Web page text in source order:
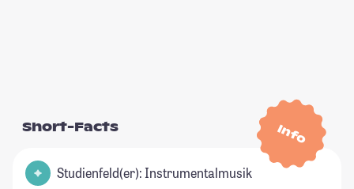
Info
Short-Facts
Studienfeld(er): Instrumentalmusik